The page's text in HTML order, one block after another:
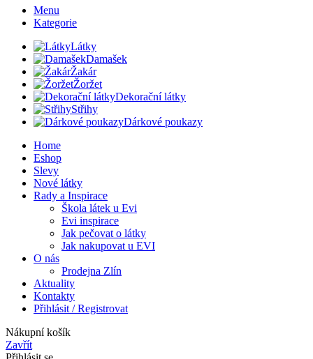
Menu
Kategorie
Látky
Damašek
Žakár
Žoržet
Dekorační látky
Střihy
Dárkové poukazy
Home
Eshop
Slevy
Nové látky
Rady a Inspirace
Škola látek u Evi
Evi inspirace
Jak pečovat o látky
Jak nakupovat u EVI
O nás
Prodejna Zlín
Aktuality
Kontakty
Přihlásit / Registrovat
Nákupní košík
Zavřít